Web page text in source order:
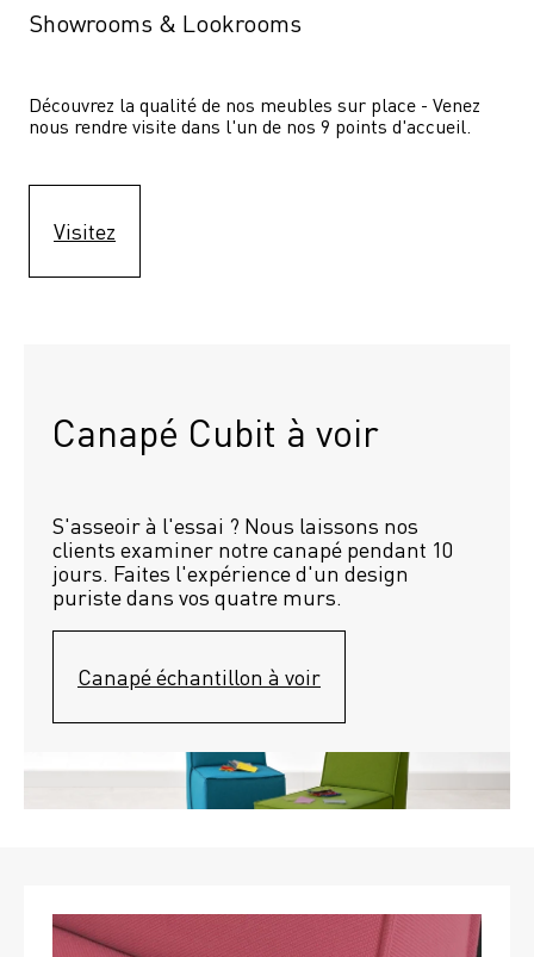
Showrooms & Lookrooms
Découvrez la qualité de nos meubles sur place - Venez
nous rendre visite dans l'un de nos 9 points d'accueil.
Visitez
Canapé Cubit à voir
S'asseoir à l'essai ? Nous laissons nos
clients examiner notre canapé pendant 10
jours. Faites l'expérience d'un design
puriste dans vos quatre murs.
Canapé échantillon à voir